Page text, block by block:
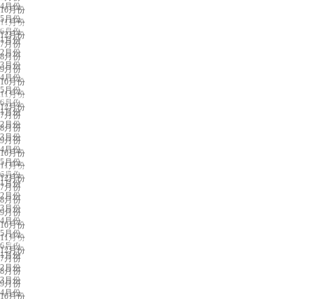
10月份
11月份
12月份
4月份
5月份
6月份
7月份
8月份
9月份
10月份
11月份
12月份
重庆展会排期
1月份
2月份
3月份
4月份
5月份
6月份
7月份
8月份
9月份
10月份
11月份
12月份
贵阳展会排期
1月份
2月份
3月份
4月份
5月份
6月份
7月份
8月份
9月份
10月份
11月份
12月份
南京展会排期
1月份
2月份
3月份
4月份
5月份
6月份
7月份
8月份
9月份
10月份
太原展会排期
1月份
2月份
3月份
4月份